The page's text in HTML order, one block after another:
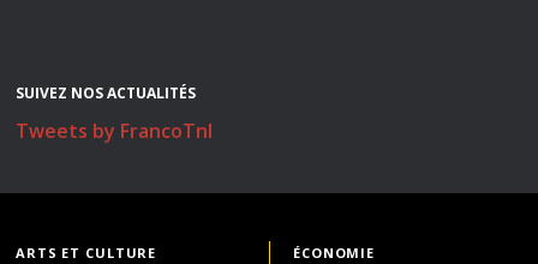
SUIVEZ NOS ACTUALITÉS
Tweets by FrancoTnl
ARTS ET CULTURE ÉCONOMIE